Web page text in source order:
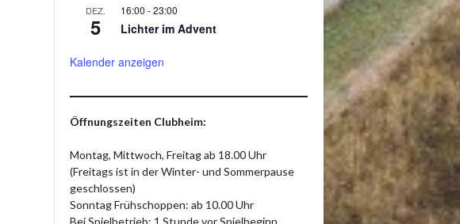
DEZ.
5
16:00 -23:00
Lichter im Advent
Kalender anzeigen
Öffnungszeiten Clubheim:
Montag, Mittwoch, Freitag ab 18.00 Uhr
(Freitags ist in der Winter- und Sommerpause
geschlossen)
Sonntag Frühschoppen: ab 10.00 Uhr